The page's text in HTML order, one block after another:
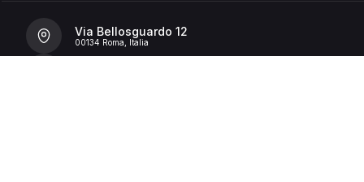
Via Bellosguardo 12
00134 Roma, Italia